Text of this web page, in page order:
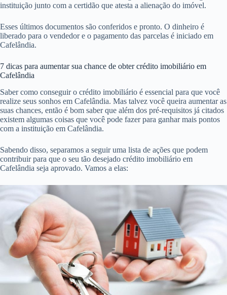
instituição junto com a certidão que atesta a alienação do imóvel.
Esses últimos documentos são conferidos e pronto. O dinheiro é
liberado para o vendedor e o pagamento das parcelas é iniciado em
Cafelândia.
7 dicas para aumentar sua chance de obter crédito imobiliário em
Cafelândia
Saber como conseguir o crédito imobiliário é essencial para que você
realize seus sonhos em Cafelândia. Mas talvez você queira aumentar as
suas chances, então é bom saber que além dos pré-requisitos já citados
existem algumas coisas que você pode fazer para ganhar mais pontos
com a instituição em Cafelândia.
Sabendo disso, separamos a seguir uma lista de ações que podem
contribuir para que o seu tão desejado crédito imobiliário em
Cafelândia seja aprovado. Vamos a elas: